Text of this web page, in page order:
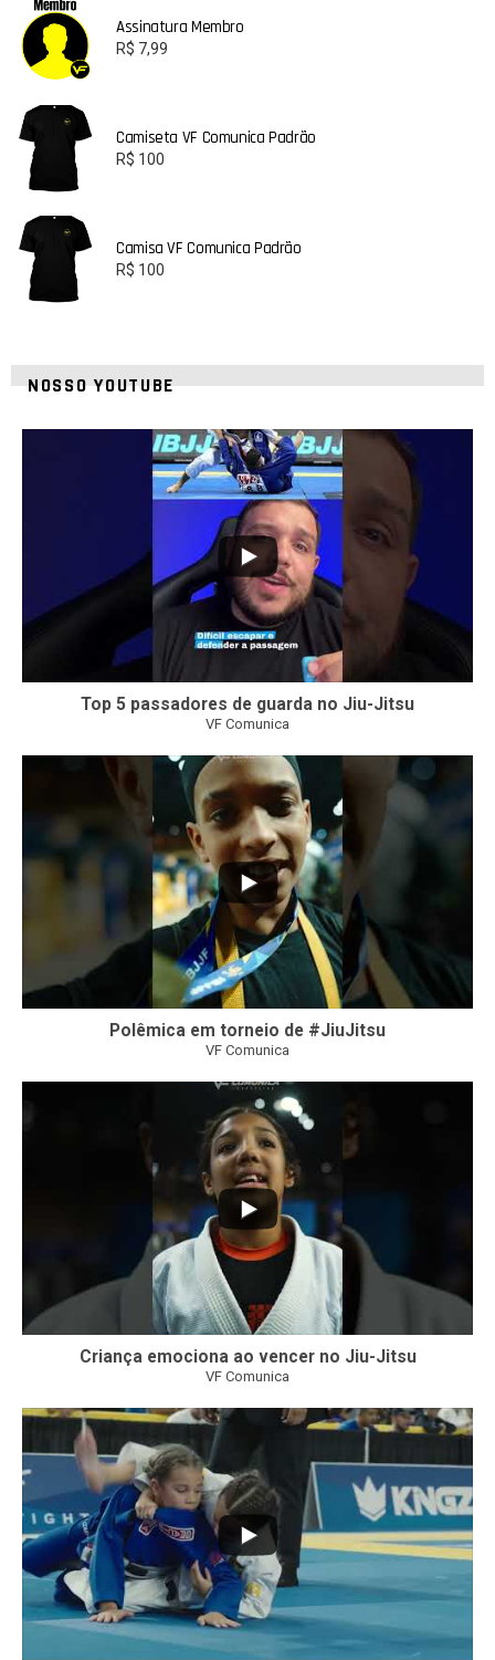
Assinatura Membro
R$ 7,99
Camiseta VF Comunica Padrão
R$ 100
Camisa VF Comunica Padrão
R$ 100
NOSSO YOUTUBE
Top 5 passadores de guarda no Jiu-Jitsu
VF Comunica
Polêmica em torneio de #JiuJitsu
VF Comunica
Criança emociona ao vencer no Jiu-Jitsu
VF Comunica
...